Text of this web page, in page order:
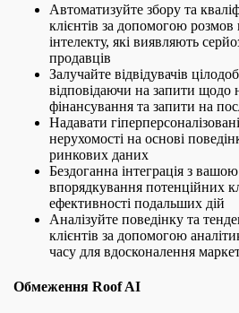
Автоматизуйте збору та
клієнтів за допомогою
інтелекту, які виявляють
продавців
Залучайте відвідувачів
відповідаючи на запити щодо
фінансування та запити на
Надавати
нерухомості на основі
ринкових даних
Бездоганна інтеграція з
впорядкування потенційних
ефективності подальших дій
Аналізуйте поведінку та
клієнтів за допомогою
часу для вдосконалення
Обмеження Roof AI